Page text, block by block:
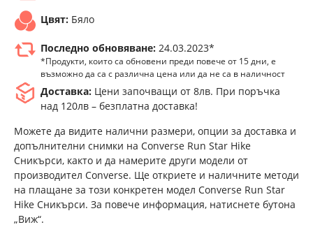
Цвят: Бяло
Последно обновяване: 24.03.2023*
*Продукти, които са обновени преди повече от 15 дни, е
възможно да са с различна цена или да не са в наличност
Доставка: Цени започващи от 8лв. При поръчка
над 120лв – безплатна доставка!
Можете да видите налични размери, опции за доставка и
допълнителни снимки на Converse Run Star Hike
Сникърси, както и да намерите други модели от
производител Converse. Ще откриете и наличните методи
на плащане за този конкретен модел Converse Run Star
Hike Сникърси. За повече информация, натиснете бутона
„Виж“.